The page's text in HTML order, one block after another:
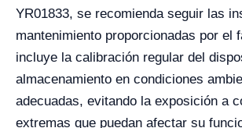
YR01833, se recomienda seguir las
mantenimiento proporcionadas por el
incluye la calibración regular del
almacenamiento en condiciones
adecuadas, evitando la exposición a
extremas que puedan afectar su